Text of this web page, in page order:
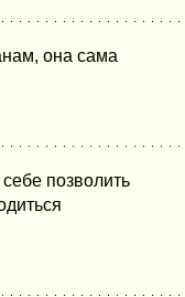
она сама
позволить